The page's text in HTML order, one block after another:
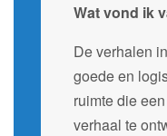
Wat vond ik
De verhalen
goede en
ruimte die
verhaal te